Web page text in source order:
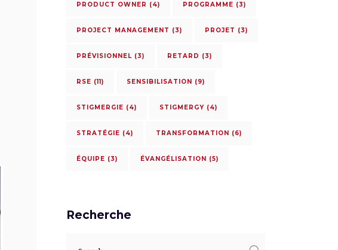
PRODUCT OWNER (4) PROGRAMME (3)
PROJECT MANAGEMENT (3) PROJET (3)
PRÉVISIONNEL (3) RETARD (3)
RSE (11) SENSIBILISATION (9)
STIGMERGIE (4) STIGMERGY (4)
STRATÉGIE (4) TRANSFORMATION (6)
ÉQUIPE (3) ÉVANGÉLISATION (5)
Recherche